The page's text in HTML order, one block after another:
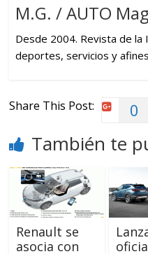
M.G. / AUTO
Desde 2004. Revista de
deportes, servicios y
Share This Post: 0
También te
Renault se
asocia con